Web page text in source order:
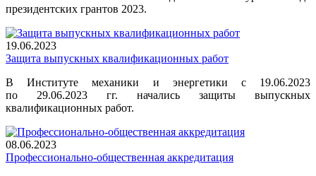
президентских грантов 2023.
19.06.2023
Защита выпускных квалификационных работ
В Институте механики и энергетики с 19.06.2023
по 29.06.2023 гг. начались защиты выпускных
квалификационных работ.
08.06.2023
Профессионально-общественная аккредитация